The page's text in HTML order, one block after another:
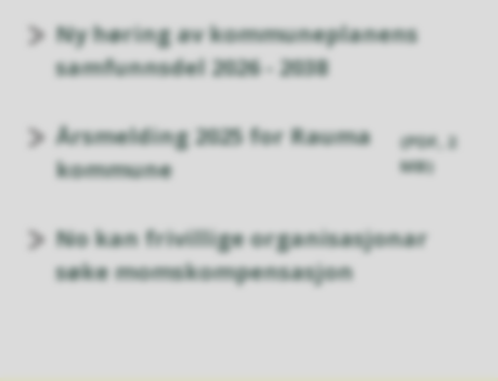
Ny høring av kommuneplanens
samfunnsdel 2026 - 2038
Årsmelding 2025 for Rauma
kommune
(PDF, 2
MB)
No kan frivillige organisasjonar
søke momskompensasjon